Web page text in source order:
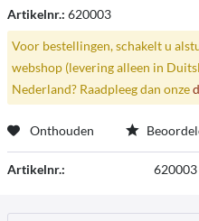
Artikelnr.: 620003
Voor bestellingen, schakelt u
webshop (levering alleen in
Nederland? Raadpleeg dan onze
Onthouden
Artikelnr.: 620003